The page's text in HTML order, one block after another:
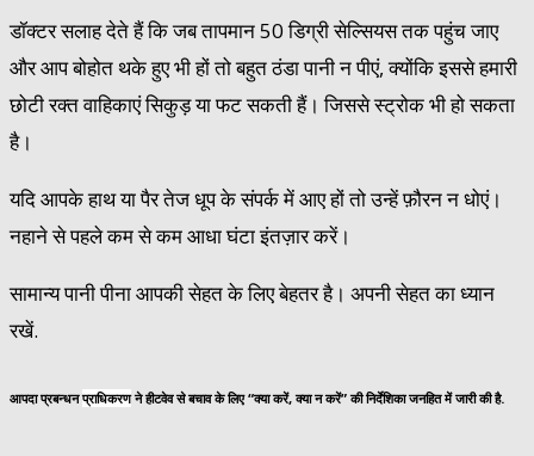
डॉक्टर सलाह देते हैं कि जब तापमान 50 डिग्री सेल्सियस तक पहुंच जाए
और आप बोहोत थके हुए भी हों तो बहुत ठंडा पानी न पीएं, क्योंकि इससे हमारी
छोटी रक्त वाहिकाएं सिकुड़ या फट सकती हैं। जिससे स्ट्रोक भी हो सकता
है।
यदि आपके हाथ या पैर तेज धूप के संपर्क में आए हों तो उन्हें फ़ौरन न धोएं।
नहाने से पहले कम से कम आधा घंटा इंतज़ार करें।
सामान्य पानी पीना आपकी सेहत के लिए बेहतर है। अपनी सेहत का ध्यान
रखें.
आपदा प्रबन्धनप्राधिकरणने हीटवेव से बचाव के लिए “क्या करें, क्या न करें” की निर्देशिका जनहित में जारी की है.